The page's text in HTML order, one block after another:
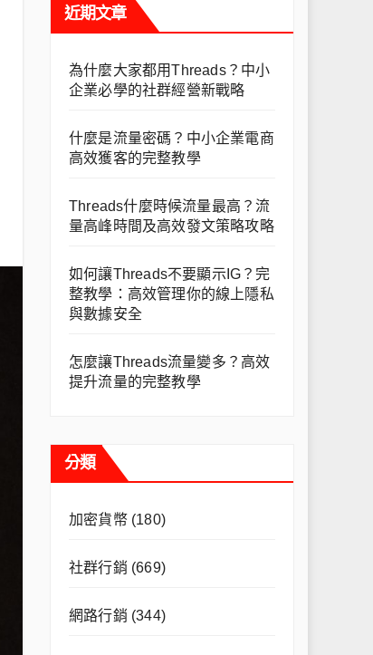
近期文章
為什麼大家都用Threads？中小
企業必學的社群經營新戰略
什麼是流量密碼？中小企業電商
高效獲客的完整教學
Threads什麼時候流量最高？流
量高峰時間及高效發文策略攻略
如何讓Threads不要顯示IG？完
整教學：高效管理你的線上隱私
與數據安全
怎麼讓Threads流量變多？高效
提升流量的完整教學
分類
加密貨幣(180)
社群行銷 (669)
網路行銷 (344)